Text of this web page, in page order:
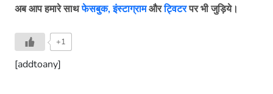
अबआपहमारेसाथफेसबुक,इंस्टाग्रामऔरट्विटरपरभीजुड़िये।
+1
[addtoany]